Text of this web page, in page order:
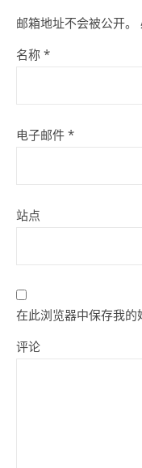
邮箱地址不会被公开。
名称 *
电子邮件 *
站点
在此浏览器中保存我的
评论